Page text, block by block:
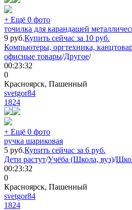
+ Ещё 0 фото
точилка для карандашей
9 руб.Купить сейчас за 10 руб.
Компьютеры, оргтехника,
офисные товары/Другое/
00:23:32
0
Красноярск, Пашенный
svetgor84
1824
+ Ещё 0 фото
ручка шариковая
5 руб.Купить сейчас за 6 руб.
Дети растут/Учёба (Школа, вуз)/
00:23:32
0
Красноярск, Пашенный
svetgor84
1824